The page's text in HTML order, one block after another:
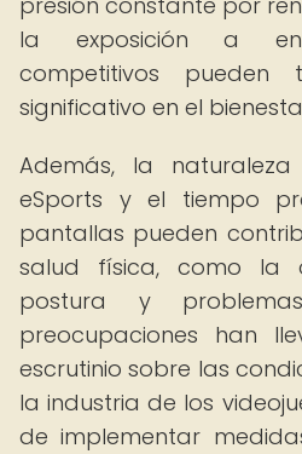
la exposición a
competitivos pueden
significativo en el
Además, la
eSports y el tiempo
pantallas pueden
salud física, como la
postura y
preocupaciones han
escrutinio sobre las
la industria de los
de implementar